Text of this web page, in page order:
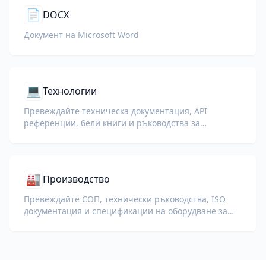
📄 DOCX
Документ на Microsoft Word
💻 Технологии
Превеждайте техническа документация, API
референции, бели книги и ръководства за
🏭 Производство
Превеждайте СОП, технически ръководства, ISO
документация и спецификации на оборудване за